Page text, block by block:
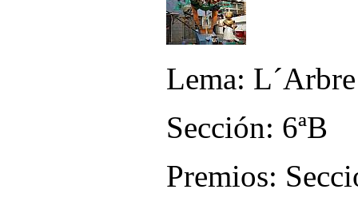
Lema:
Sección: 6ªB
Premios: